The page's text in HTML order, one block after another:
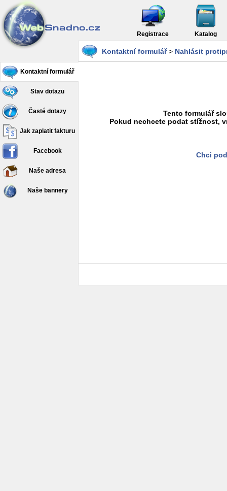
Registrace Katalog
Kontaktní formulář
Stav dotazu
Časté dotazy
Jak zaplatit fakturu
Facebook
Naše adresa
Naše bannery
Kontaktní formulář> Nahlásit
Tento formulář
Pokud nechcete podat stížnost,
Chci